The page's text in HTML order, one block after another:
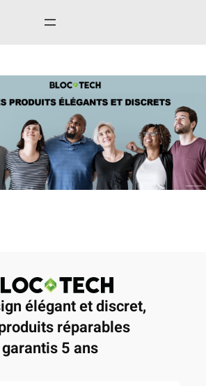
élégant et discret,
réparables
garantis 5 ans